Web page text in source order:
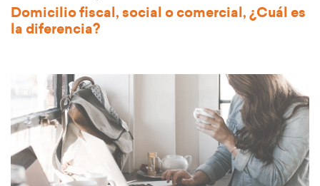
Domicilio fiscal, social o comercial, ¿Cuál es
la diferencia?